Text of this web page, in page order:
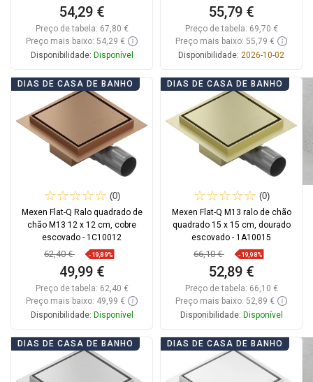
54,29 €
Preço de tabela: 67,80 €
Preço mais baixo: 54,29 €
Disponibilidade: Disponível
Adicionar
Favoritos
Comparar
55,79 €
Preço de tabela: 69,70 €
Preço mais baixo: 55,79 €
Disponibilidade: 2026-10-02
Adicionar
Favoritos
Comparar
DIAS DE CASA DE BANHO
(0)
Mexen Flat-Q Ralo quadrado de
chão M13 12 x 12 cm, cobre
escovado - 1C10012
62,40 € -19,89%
49,99 €
Preço de tabela: 62,40 €
Preço mais baixo: 49,99 €
Disponibilidade: Disponível
Adicionar
Favoritos
Comparar
DIAS DE CASA DE BANHO
(0)
Mexen Flat-Q M13 ralo de chão
quadrado 15 x 15 cm, dourado
escovado - 1A10015
66,10 € -19,98%
52,89 €
Preço de tabela: 66,10 €
Preço mais baixo: 52,89 €
Disponibilidade: Disponível
Adicionar
Favoritos
Comparar
DIAS DE CASA DE BANHO DIAS DE CASA DE BANHO